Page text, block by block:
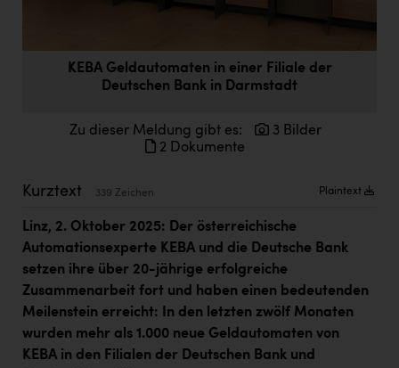
ERLUS AG
Immotech
INTERSPORT Austria
KEBA Geldautomaten in einer Filiale der
Deutschen Bank in Darmstadt
Zu dieser Meldung gibt es:
3 Bilder
2 Dokumente
Kurztext 339 Zeichen Plaintext
Linz, 2. Oktober 2025: Der österreichische
Automationsexperte KEBA und die Deutsche Bank
setzen ihre über 20-jährige erfolgreiche
Zusammenarbeit fort und haben einen bedeutenden
Meilenstein erreicht: In den letzten zwölf Monaten
wurden mehr als 1.000 neue Geldautomaten von
KEBA in den Filialen der Deutschen Bank und